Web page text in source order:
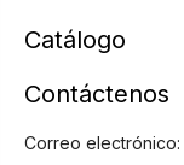
Catálogo
Contáctenos
Correo electrónico: